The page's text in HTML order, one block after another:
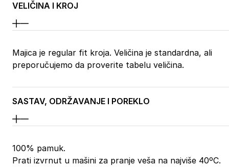
VELIČINA I KROJ
Majica je regular fit kroja. Veličina je standardna, ali
preporučujemo da proverite tabelu veličina.
SASTAV, ODRŽAVANJE I POREKLO
100% pamuk.
Prati izvrnut u mašini za pranje veša na najviše 40ºC.